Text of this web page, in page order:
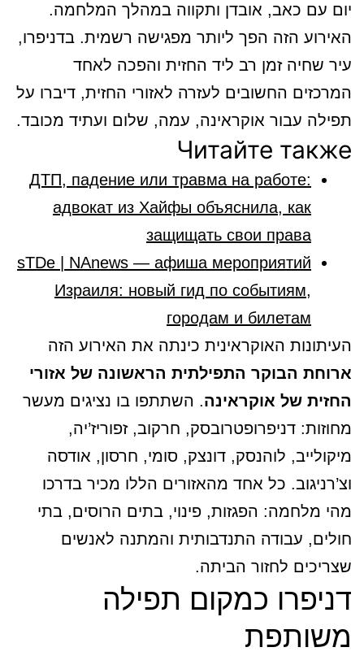
יום עם כאב, אובדן ותקווה במהלך המלחמה.
האירוע הזה הפך ליותר מפגישה רשמית. בדניפרו,
עיר שחיה זמן רב ליד החזית והפכה לאחד
המרכזים החשובים לעזרה לאזורי החזית, דיברו על
תפילה עבור אוקראינה, עמה, שלום ועתיד מכובד.
Читайте также
ДТП, падение или травма на работе:
адвокат из Хайфы объяснила, как
защищать свои права
sTDe | NAnews — афиша мероприятий
Израиля: новый гид по событиям,
городам и билетам
העיתונות האוקראינית כינתה את האירוע הזה
ארוחת הבוקר התפילתית הראשונה של אזורי
החזית של אוקראינה. השתתפו בו נציגים מעשר
מחוזות: דניפרופטרובסק, חרקוב, זפוריז’יה,
מיקולייב, לוהנסק, דונצק, סומי, חרסון, אודסה
וצ’רניגוב. כל אחד מהאזורים הללו מכיר בדרכו
מהי מלחמה: הפגזות, פינוי, בתים הרוסים, בתי
חולים, עבודה התנדבותית והמתנה לאנשים
שצריכים לחזור הביתה.
דניפרו כמקום תפילה
משותפת